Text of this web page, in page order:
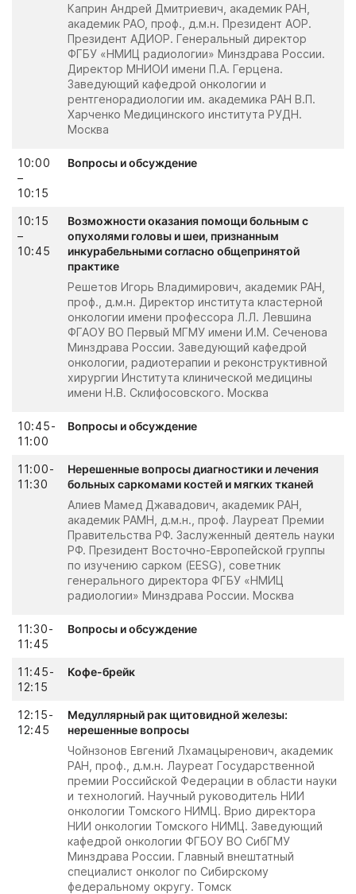
Каприн Андрей Дмитриевич, академик РАН,
академик РАО, проф., д.м.н. Президент АОР.
Президент АДИОР. Генеральный директор
ФГБУ «НМИЦ радиологии» Минздрава России.
Директор МНИОИ имени П.А. Герцена.
Заведующий кафедрой онкологии и
рентгенорадиологии им. академика РАН В.П.
Харченко Медицинского института РУДН.
Москва
10:00
–
10:15
Вопросы и обсуждение
10:15
–
10:45
Возможности оказания помощи больным с
опухолями головы и шеи, признанным
инкурабельными согласно общепринятой
практике
Решетов Игорь Владимирович, академик РАН,
проф., д.м.н. Директор института кластерной
онкологии имени профессора Л.Л. Левшина
ФГАОУ ВО Первый МГМУ имени И.М. Сеченова
Минздрава России. Заведующий кафедрой
онкологии, радиотерапии и реконструктивной
хирургии Института клинической медицины
имени Н.В. Склифосовского. Москва
10:45-
11:00
Вопросы и обсуждение
11:00-
11:30
Нерешенные вопросы диагностики и лечения
больных саркомами костей и мягких тканей
Алиев Мамед Джавадович, академик РАН,
академик РАМН, д.м.н., проф. Лауреат Премии
Правительства РФ. Заслуженный деятель науки
РФ. Президент Восточно-Европейской группы
по изучению сарком (EESG), советник
генерального директора ФГБУ «НМИЦ
радиологии» Минздрава России. Москва
11:30-
11:45
Вопросы и обсуждение
11:45-
12:15
Кофе-брейк
12:15-
12:45
Медуллярный рак щитовидной железы:
нерешенные вопросы
Чойнзонов Евгений Лхамацыренович, академик
РАН, проф., д.м.н. Лауреат Государственной
премии Российской Федерации в области науки
и технологий. Научный руководитель НИИ
онкологии Томского НИМЦ. Врио директора
НИИ онкологии Томского НИМЦ. Заведующий
кафедрой онкологии ФГБОУ ВО СибГМУ
Минздрава России. Главный внештатный
специалист онколог по Сибирскому
федеральному округу. Томск